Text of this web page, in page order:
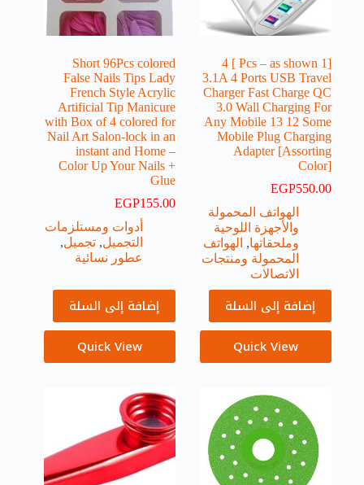
[1 Pcs – as shown ] 4
3.1A 4 Ports USB Travel
Charger Fast Charge QC
3.0 Wall Charging For
Any Mobile 13 12 Some
Mobile Plug Charging
Adapter [Assorting
Color]
EGP550.00
الهواتف المحمولة
والأجهزة اللوحية
وملحقاتها, الهواتف
المحمولة ومنتجات
الاتصالات
إضافة إلى السلة
Quick View
Short 96Pcs colored
False Nails Tips Lady
French Style Acrylic
Artificial Tip Manicure
with Box of 4 colored for
Nail Art Salon-lock in an
instant and Home –
Color Up Your Nails +
Glue
EGP155.00
أدوات ومستلزمات
التجميل,تجميل,
عطور نسائية
إضافة إلى السلة
Quick View